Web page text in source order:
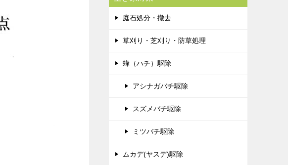
庭石処分・撤去
草刈り・芝刈り・防草処理
蜂（ハチ）駆除
アシナガバチ駆除
スズメバチ駆除
ミツバチ駆除
ムカデ(ヤスデ)駆除